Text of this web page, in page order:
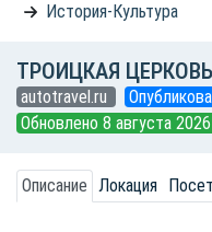
История-Культура
ТРОИЦКАЯ ЦЕРКОВЬ
autotravel.ru
Обновлено 8 августа 2026
Описание Локация